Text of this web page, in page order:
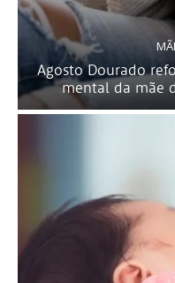
Agosto Dourado
mental da mãe